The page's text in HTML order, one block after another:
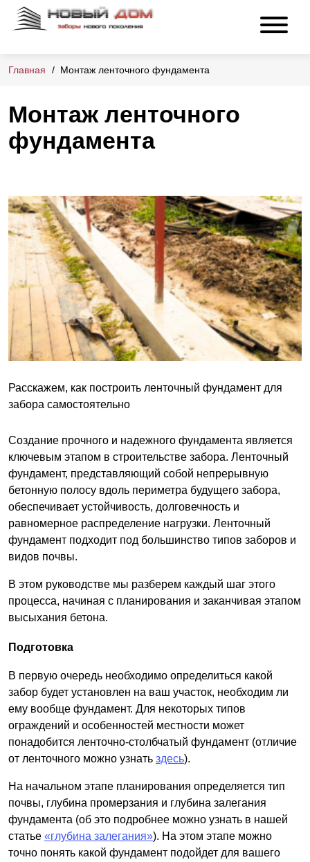
Главная Монтаж ленточного фундамента
Монтаж ленточного
фундамента
Расскажем, как построить ленточный фундамент для
забора самостоятельно
Создание прочного и надежного фундамента является
ключевым этапом в строительстве забора. Ленточный
фундамент, представляющий собой непрерывную
бетонную полосу вдоль периметра будущего забора,
обеспечивает устойчивость, долговечность и
равномерное распределение нагрузки. Ленточный
фундамент подходит под большинство типов заборов и
видов почвы.
В этом руководстве мы разберем каждый шаг этого
процесса, начиная с планирования и заканчивая этапом
высыхания бетона.
Подготовка
В первую очередь необходимо определиться какой
забор будет установлен на ваш участок, необходим ли
ему вообще фундамент. Для некоторых типов
ограждений и особенностей местности может
понадобится ленточно-столбчатый фундамент (отличие
от ленточного можно узнать здесь).
На начальном этапе планирования определяется тип
почвы, глубина промерзания и глубина залегания
фундамента (об это подробнее можно узнать в нашей
статье «глубина залегания»). На этом этапе можно
точно понять какой фундамент подойдет для вашего